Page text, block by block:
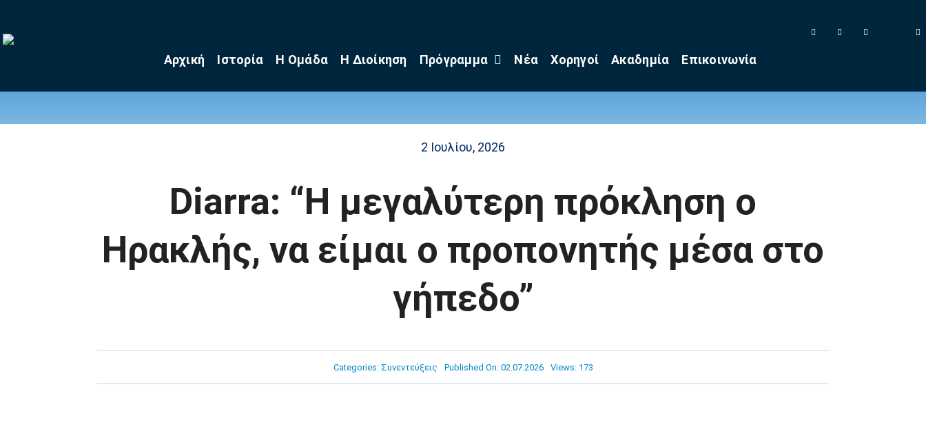
to
Αρχική Ιστορία Η Ομάδα Η Διοίκηση Πρόγραμμα Νέα Χορηγοί Ακαδημία Επικοινωνία
2 Ιουλίου, 2026
Diarra: “Η μεγαλύτερη πρόκληση ο
Ηρακλής, να είμαι ο προπονητής μέσα στο
γήπεδο”
Categories: Συνεντεύξεις Published On: 02.07.2026 Views: 173